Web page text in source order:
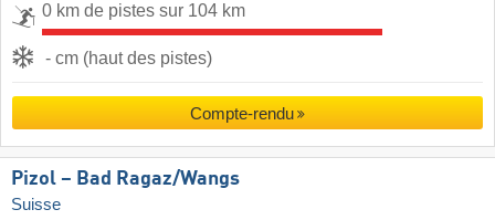
0 km de pistes sur 104 km
- cm (haut des pistes)
Compte-rendu
Pizol – Bad Ragaz/​Wangs
Suisse